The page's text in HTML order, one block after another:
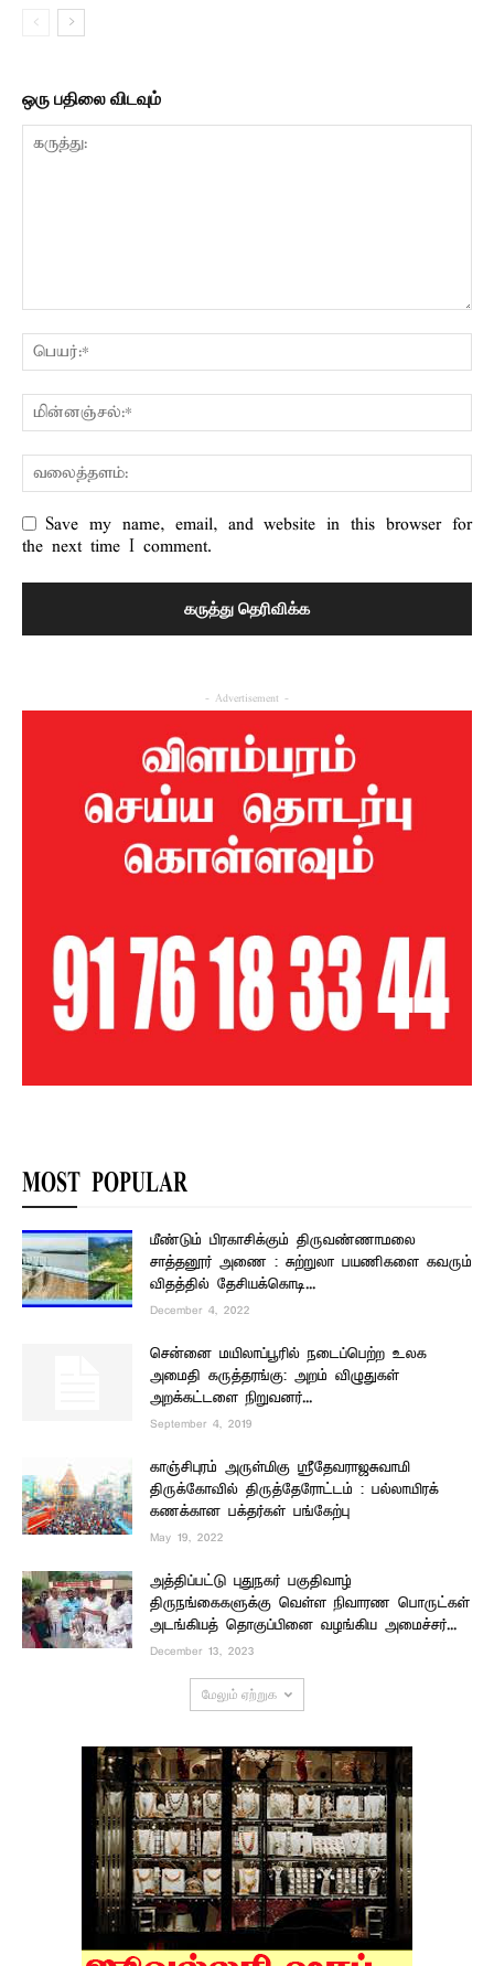
ஒரு பதிலை விடவும்
Save my name, email, and website in this browser for
the next time I comment.
- Advertisement -
MOST POPULAR
மீண்டும் பிரகாசிக்கும் திருவண்ணாமலை
சாத்தனூர் அணை : சுற்றுலா பயணிகளை கவரும்
விதத்தில் தேசியக்கொடி...
December 4, 2022
சென்னை மயிலாப்பூரில் நடைப்பெற்ற உலக
அமைதி கருத்தரங்கு: அறம் விழுதுகள்
அறக்கட்டளை நிறுவனர்...
September 4, 2019
காஞ்சிபுரம் அருள்மிகு ஸ்ரீதேவராஜசுவாமி
திருக்கோவில் திருத்தேரோட்டம் : பல்லாயிரக்
கணக்கான பக்தர்கள் பங்கேற்பு
May 19, 2022
அத்திப்பட்டு புதுநகர் பகுதிவாழ்
திருநங்கைகளுக்கு வெள்ள நிவாரண பொருட்கள்
அடங்கியத் தொகுப்பினை வழங்கிய அமைச்சர்...
December 13, 2023
மேலும் ஏற்றுக